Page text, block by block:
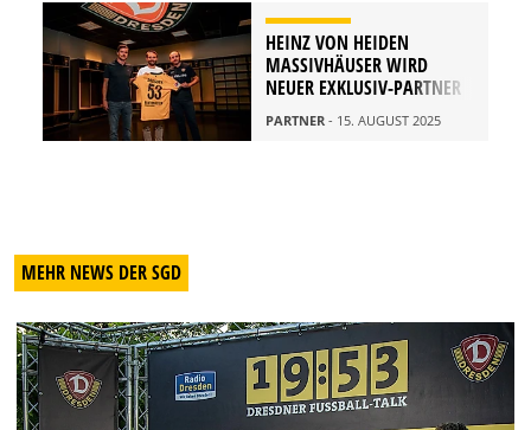
HEINZ VON HEIDEN
MASSIVHÄUSER WIRD
NEUER EXKLUSIV-PARTNER
PARTNER - 15. AUGUST 2025
MEHR NEWS DER SGD